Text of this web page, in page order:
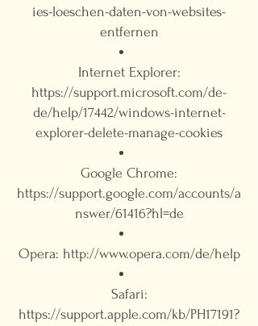
ies-loeschen-daten-von-websites-
entfernen
Internet Explorer:
https://support.microsoft.com/de-
de/help/17442/windows-internet-
explorer-delete-manage-cookies
Google Chrome:
https://support.google.com/accounts/a
nswer/61416?hl=de
Opera: http://www.opera.com/de/help
Safari:
https://support.apple.com/kb/PH17191?